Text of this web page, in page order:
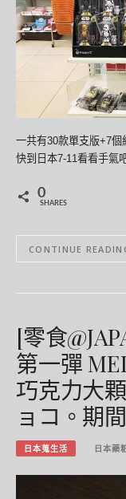
一共有30款單支版+7
快到日本7-11看看手氣
0
SHARES
CONTINUE
[零食
第一彈
巧克力大
ョコ。期
日本蒐生活 日本藥